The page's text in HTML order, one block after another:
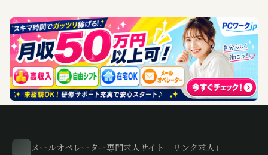
ー
ジ
送
り
メールオペレーター専門求人サイト「リンク求人」